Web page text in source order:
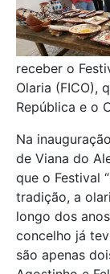
receber o
Olaria (FICO),
República e o
Na
de Viana do
que o Festival
tradição, a
longo dos
concelho já
são apenas